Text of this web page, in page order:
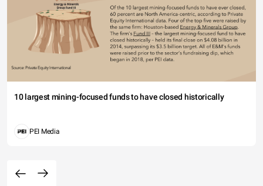
10 largest mining-focused funds to have closed historically
PEI Media